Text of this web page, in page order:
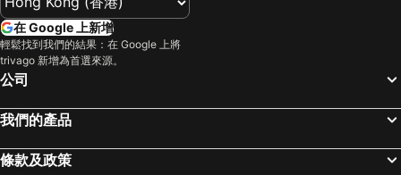
在 Google 上新增
輕鬆找到我們的結果：在 Google 上將
trivago 新增為首選來源。
公司
我們的產品
條款及政策